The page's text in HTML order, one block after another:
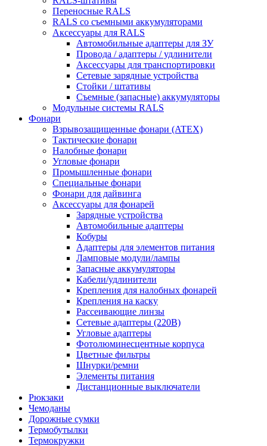
Переносные RALS
RALS со съемными аккумуляторами
Аксессуары для RALS
Автомобильные адаптеры для ЗУ
Провода / адаптеры / удлинители
Аксессуары для транспортировки
Сетевые зарядные устройства
Стойки / штативы
Съемные (запасные) аккумуляторы
Модульные системы RALS
Фонари
Взрывозащищенные фонари (ATEX)
Тактические фонари
Налобные фонари
Угловые фонари
Промышленные фонари
Специальные фонари
Фонари для дайвинга
Аксессуары для фонарей
Зарядные устройства
Автомобильные адаптеры
Кобуры
Адаптеры для элементов питания
Ламповые модули/лампы
Запасные аккумуляторы
Кабели/удлинители
Крепления для налобных фонарей
Крепления на каску
Рассеивающие линзы
Сетевые адаптеры (220В)
Угловые адаптеры
Фотолюминесцентные корпуса
Цветные фильтры
Шнурки/ремни
Элементы питания
Дистанционные выключатели
Рюкзаки
Чемоданы
Дорожные сумки
Термобутылки
Термокружки